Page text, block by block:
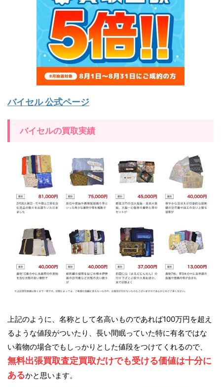
バイセル 公式ページ
バイセルの買取実績
上記のように、名称として名高いものであれば100万円を超え
るような値段がついたり、長い間眠っていた特に有名ではな
い着物の場合でもしっかりとした値段をつけてくれるので、
無料出張買取査定買取だけでも受ける価値は十分に
あるかと思います。